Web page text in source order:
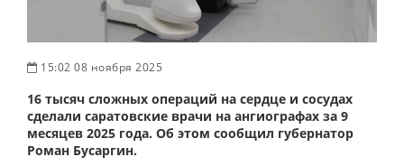
15:02 08 ноября 2025
16 тысяч сложных операций на сердце и сосудах
сделали саратовские врачи на ангиографах за 9
месяцев 2025 года. Об этом сообщил губернатор
Роман Бусаргин.